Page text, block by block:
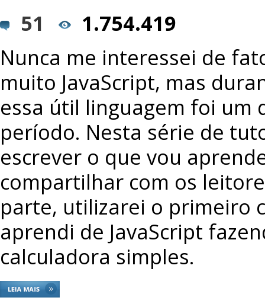
51
1.754.419
Nunca me interessei de
muito JavaScript, mas
essa útil linguagem foi um
período. Nesta série de
escrever o que vou
compartilhar com os
parte, utilizarei o primeiro
aprendi de JavaScript
calculadora simples.